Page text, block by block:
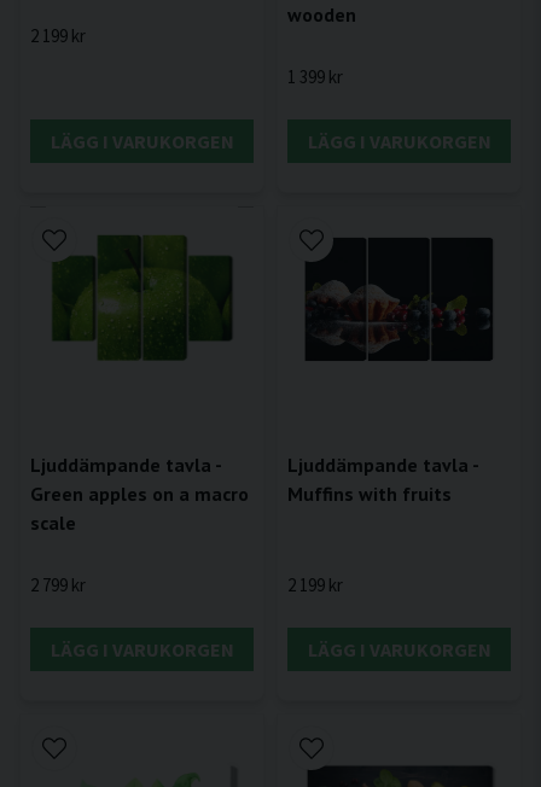
2 199 kr
LÄGG I VARUKORGEN
wooden
1 399 kr
LÄGG I VARUKORGEN
Ljuddämpande tavla -
Green apples on a macro
scale
2 799 kr
LÄGG I VARUKORGEN
Ljuddämpande tavla -
Muffins with fruits
2 199 kr
LÄGG I VARUKORGEN